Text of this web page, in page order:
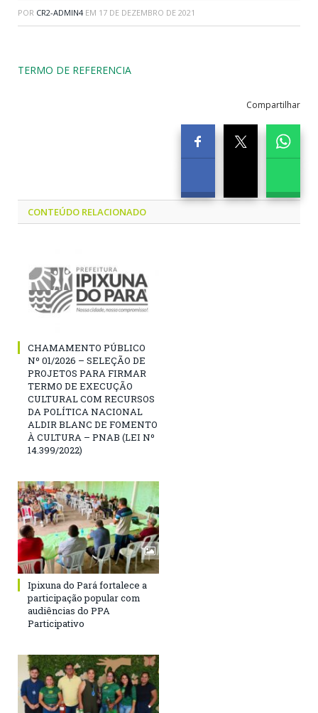
POR CR2-ADMIN4 EM 17 DE DEZEMBRO DE 2021
TERMO DE REFERENCIA
Compartilhar
CONTEÚDO RELACIONADO
CHAMAMENTO PÚBLICO
Nº 01/2026 – SELEÇÃO DE
PROJETOS PARA FIRMAR
TERMO DE EXECUÇÃO
CULTURAL COM RECURSOS
DA POLÍTICA NACIONAL
ALDIR BLANC DE FOMENTO
À CULTURA – PNAB (LEI Nº
14.399/2022)
Ipixuna do Pará fortalece a
participação popular com
audiências do PPA
Participativo